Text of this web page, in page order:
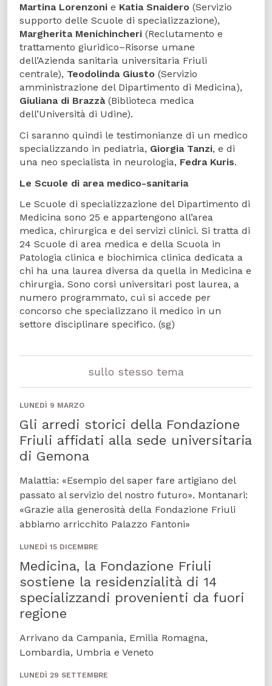
Martina Lorenzoni e Katia Snaidero (Servizio
supporto delle Scuole di specializzazione),
Margherita Menichincheri (Reclutamento e
trattamento giuridico–Risorse umane
dell’Azienda sanitaria universitaria Friuli
centrale), Teodolinda Giusto (Servizio
amministrazione del Dipartimento di Medicina),
Giuliana di Brazzà(Biblioteca medica
dell’Università di Udine).
Ci saranno quindi le testimonianze di un medico
specializzando in pediatria, Giorgia Tanzi, e di
una neo specialista in neurologia, Fedra Kuris.
Le Scuole di area medico-sanitaria
Le Scuole di specializzazione del Dipartimento di
Medicina sono 25 e appartengono all’area
medica, chirurgica e dei servizi clinici. Si tratta di
24 Scuole di area medica e della Scuola in
Patologia clinica e biochimica clinica dedicata a
chi ha una laurea diversa da quella in Medicina e
chirurgia. Sono corsi universitari post laurea, a
numero programmato, cui si accede per
concorso che specializzano il medico in un
settore disciplinare specifico. (sg)
sullo stesso tema
LUNEDÌ 9 MARZO
Gli arredi storici della Fondazione
Friuli affidati alla sede universitaria
di Gemona
Malattia: «Esempio del saper fare artigiano del
passato al servizio del nostro futuro». Montanari:
«Grazie alla generosità della Fondazione Friuli
abbiamo arricchito Palazzo Fantoni»
LUNEDÌ 15 DICEMBRE
Medicina, la Fondazione Friuli
sostiene la residenzialità di 14
specializzandi provenienti da fuori
regione
Arrivano da Campania, Emilia Romagna,
Lombardia, Umbria e Veneto
LUNEDÌ 29 SETTEMBRE